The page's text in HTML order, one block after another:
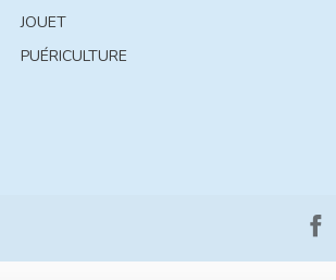
JOUET
PUÉRICULTURE